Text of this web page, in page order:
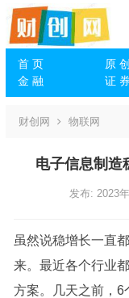
首 页 原 创
金 融
证 券
财创网 物联网
电子信息制造
发布: 2023
虽然说稳增长一直
来。最近各个行业
方案。几天之前，6